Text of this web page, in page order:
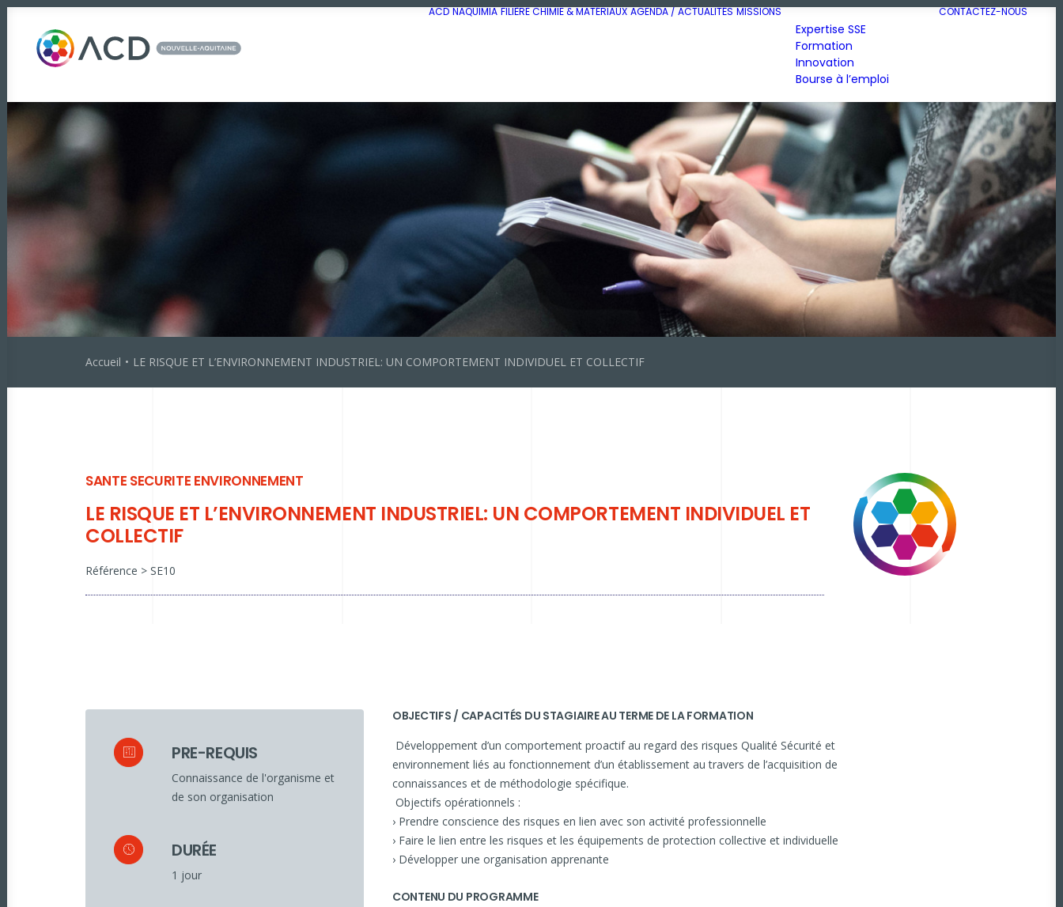
ACD NAQUIMIA FILIÈRE CHIMIE & MATÉRIAUX AGENDA / ACTUALITÉS MISSIONS
Expertise SSE
Formation
Innovation
Bourse à l’emploi
CONTACTEZ-NOUS
Accueil LE RISQUE ET L’ENVIRONNEMENT INDUSTRIEL: UN COMPORTEMENT INDIVIDUEL ET COLLECTIF
SANTE SECURITE ENVIRONNEMENT
LE RISQUE ET L’ENVIRONNEMENT INDUSTRIEL: UN COMPORTEMENT INDIVIDUEL ET
COLLECTIF
Référence > SE10
PRE-REQUIS
Connaissance de l'organisme et
de son organisation
DURÉE
1 jour
OBJECTIFS / CAPACITÉS DU STAGIAIRE AU TERME DE LA FORMATION
Développement d’un comportement proactif au regard des risques Qualité Sécurité et
environnement liés au fonctionnement d’un établissement au travers de l’acquisition de
connaissances et de méthodologie spécifique.
Objectifs opérationnels :
› Prendre conscience des risques en lien avec son activité professionnelle
› Faire le lien entre les risques et les équipements de protection collective et individuelle
› Développer une organisation apprenante
CONTENU DU PROGRAMME